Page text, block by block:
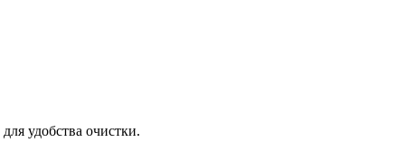
удобства очистки.